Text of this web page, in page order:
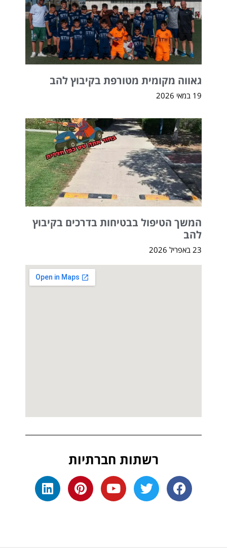
גאווה מקומית מטורפת בקיבוץ להב
19 במאי 2026
המשך הטיפול בבטיחות בדרכים בקיבוץ
להב
23 באפריל 2026
רשתות חברתיות